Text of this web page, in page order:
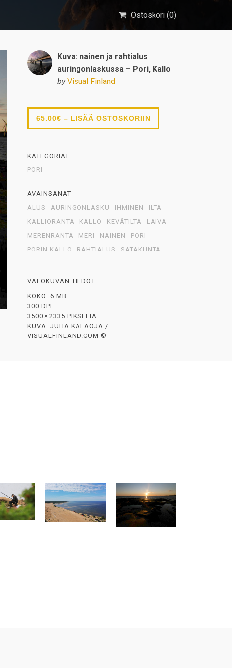
Ostoskori (0)
Kuva: nainen ja rahtialus
auringonlaskussa – Pori, Kallo
by Visual Finland
65.00€ – LISÄÄ OSTOSKORIIN
KATEGORIAT
PORI
AVAINSANAT
ALUS
AURINGONLASKU IHMINEN
ILTA
KALLIORANTA
KALLO KEVÄTILTA
LAIVA
MERENRANTA
MERI NAINEN
PORI
PORIN KALLO
RAHTIALUS SATAKUNTA
VALOKUVAN TIEDOT
KOKO: 6 MB
300 DPI
3500 × 2335 PIKSELIÄ
KUVA: JUHA KALAOJA /
VISUALFINLAND.COM ©